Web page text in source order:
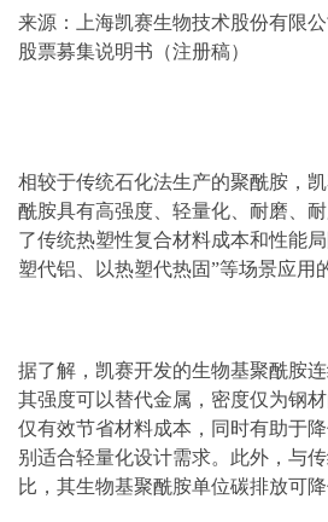
来源：上海凯赛生物技术股份有限
股票募集说明书（注册稿）
相较于传统石化法生产的聚酰胺，
酰胺具有高强度、轻量化、耐磨、
了传统热塑性复合材料成本和性能
塑代铝、以热塑代热固”等场景应用
据了解，凯赛开发的生物基聚酰胺
其强度可以替代金属，密度仅为钢
仅有效节省材料成本，同时有助于
别适合轻量化设计需求。此外，与
比，其生物基聚酰胺单位碳排放可降